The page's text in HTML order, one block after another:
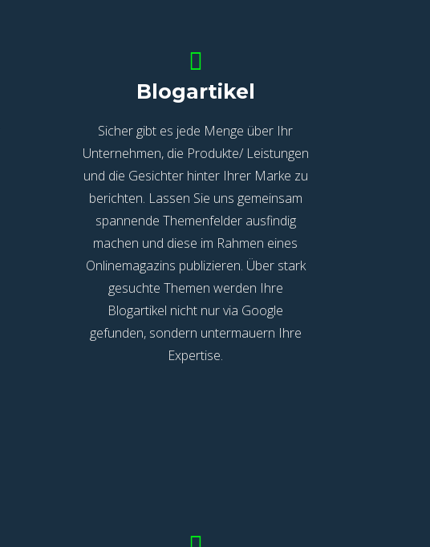
Blogartikel
Sicher gibt es jede Menge über Ihr
Unternehmen, die Produkte/ Leistungen
und die Gesichter hinter Ihrer Marke zu
berichten. Lassen Sie uns gemeinsam
spannende Themenfelder ausfindig
machen und diese im Rahmen eines
Onlinemagazins publizieren. Über stark
gesuchte Themen werden Ihre
Blogartikel nicht nur via Google
gefunden, sondern untermauern Ihre
Expertise.